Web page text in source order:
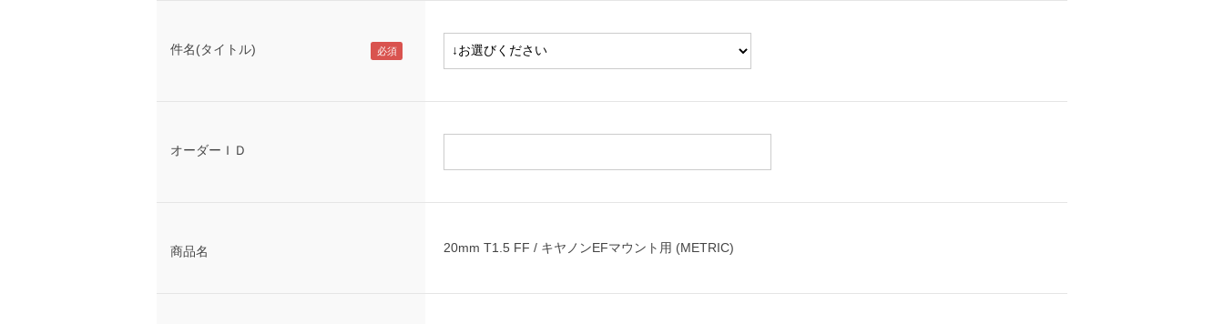
件名(タイトル)
オーダーＩＤ
商品名 20mm T1.5 FF / キヤノンEFマウント用 (METRIC)